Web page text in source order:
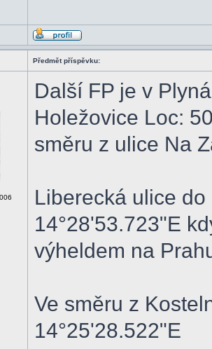
Předmět příspěvku:
Další FP je v
Holežovice Loc:
směru z ulice Na
Liberecká ulice
14°28'53.723"E
výheldem na
Ve směru z
14°25'28.522"E